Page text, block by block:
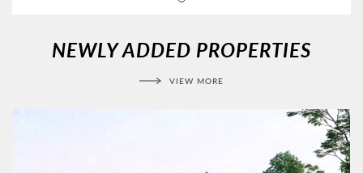
NEWLY ADDED PROPERTIES
VIEW MORE